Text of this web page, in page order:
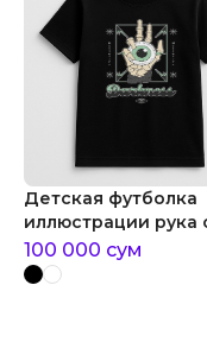
Детская футболка
иллюстрации рука
глазом на ладони
100 000 сум